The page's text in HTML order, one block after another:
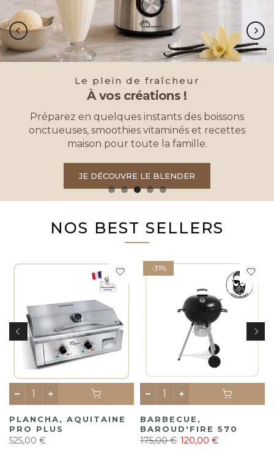
Le plein de fraîcheur
À vos créations !
Préparez en quelques instants des boissons
onctueuses, smoothies vitaminés et recettes
maison pour toute la famille.
JE DÉCOUVRE LE BLENDER
NOS BEST SELLERS
PLANCHA, AQUITAINE
PRO PLUS
525,00 €
-31%
BARBECUE,
BAROUD'FIRE 570
175,00 € 120,00 €